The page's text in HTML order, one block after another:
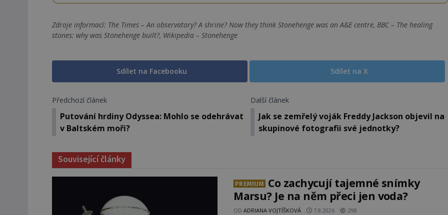
Zdroje informací: The Times – An observatory? A shrine? Now they think Stonehenge was an A&E centre, BBC – The healing
stones: why was Stonehenge built?, Wikipedia – Stonehenge
Sdílet na Facebooku Sdílet na X
Předchozí článek
Putování hrdiny Odyssea: Mohlo se odehrávat
v Baltském moři?
Další článek
Jak se zemřelý voják Freddy Jackson objevil na
skupinové fotografii své jednotky?
Související články
PREMIUM
Co zachycují tajemné snímky
Marsu? Je na něm přeci jen voda?
ODADRIANA VOJTÍŠKOVÁ 7.8.2026 298